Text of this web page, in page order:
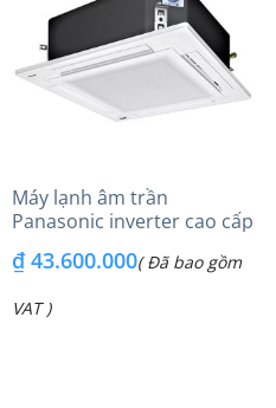
₫ 36.100.000.
Máy lạnh âm trần
Panasonic inverter cao cấp
48PRH1H8 – 3 Pha
₫43.600.000( Đã bao gồm
VAT )